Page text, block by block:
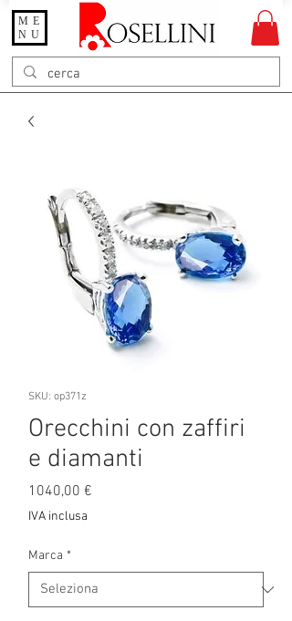
Gioielleria Rosellini
Rosellini online
ME
NU
SKU: op371z
Orecchini con zaffiri
e diamanti
1040,00 €
IVA inclusa
Marca *